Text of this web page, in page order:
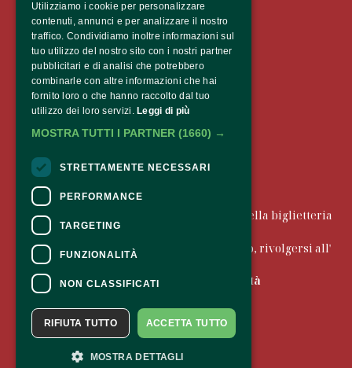
Castel Mareccio
Via Claudia de’ Medici 12,
39100 Bolzano
CONTATTI
Per informazioni e supporto all'acquisto della biglietteria
Per informazioni sul programma e l'evento, rivolgersi all'
Dichiarazione di accessibilità
Utilizziamo i cookie per personalizzare
contenuti, annunci e per analizzare il nostro
traffico. Condividiamo inoltre informazioni sul
tuo utilizzo del nostro sito con i nostri partner
pubblicitari e di analisi che potrebbero
combinarle con altre informazioni che hai
fornito loro o che hanno raccolto dal tuo
utilizzo dei loro servizi. Leggi di più
MOSTRA TUTTI I PARTNER (1660) →
STRETTAMENTE NECESSARI
PERFORMANCE
TARGETING
FUNZIONALITÀ
NON CLASSIFICATI
ACCETTA TUTTO
RIFIUTA TUTTO
MOSTRA DETTAGLI